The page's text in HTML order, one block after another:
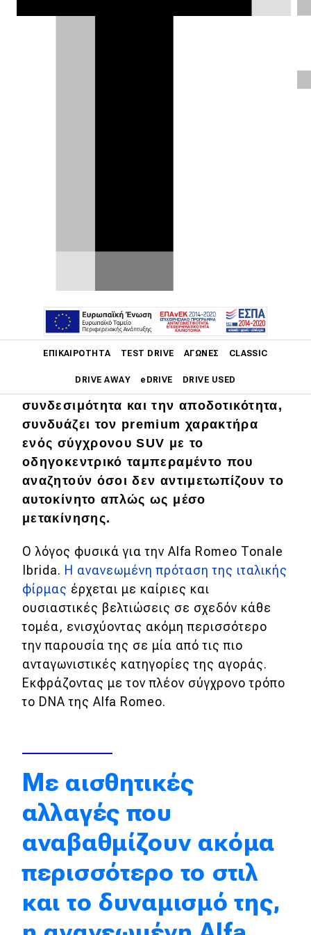
ΕΠΙΚΑΙΡΌΤΗΤΑ TEST DRIVE ΑΓΏΝΕΣ CLASSIC
DRIVE AWAY eDRIVE DRIVE USED
Main navigation
Επικαιρότητα
Νέα μοντέλα
Πρωτότυπα
Ελλάδα
Τεχνολογία
Ασφάλεια
Αγορά
Απόψεις
Test Drive
Αποστολή
Συγκρίνουμε
Αγώνες
Formula 1
πιο καλαίσθητα C-SUV της ελληνικής
Με έμφαση στην ποιότητα, τη
συνδεσιμότητα και την αποδοτικότητα,
συνδυάζει τον premium χαρακτήρα
ενός σύγχρονου SUV με το
οδηγοκεντρικό ταμπεραμέντο που
αναζητούν όσοι δεν αντιμετωπίζουν το
αυτοκίνητο απλώς ως μέσο
μετακίνησης.
Ο λόγος φυσικά για την Alfa Romeo Tonale
Ibrida. Η ανανεωμένη πρόταση της ιταλικής
φίρμας έρχεται με καίριες και
ουσιαστικές βελτιώσεις σε σχεδόν κάθε
τομέα, ενισχύοντας ακόμη περισσότερο
την παρουσία της σε μία από τις πιο
ανταγωνιστικές κατηγορίες της αγοράς.
Εκφράζοντας με τον πλέον σύγχρονο τρόπο
το DNA της Alfa Romeo.
Με αισθητικές
αλλαγές που
αναβαθμίζουν ακόμα
περισσότερο το στιλ
και το δυναμισμό της,